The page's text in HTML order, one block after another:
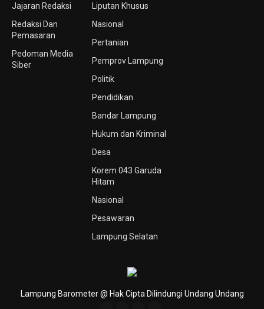
Jajaran Redaksi
Redaksi Dan
Pemasaran
Pedoman Media
Siber
Liputan Khusus
Nasional
Pertanian
Pemprov Lampung
Politik
Pendidikan
Bandar Lampung
Hukum dan Kriminal
Desa
Korem 043 Garuda
Hitam
Nasional
Pesawaran
Lampung Selatan
Lampung Barometer @ Hak Cipta Dilindungi Undang Undang